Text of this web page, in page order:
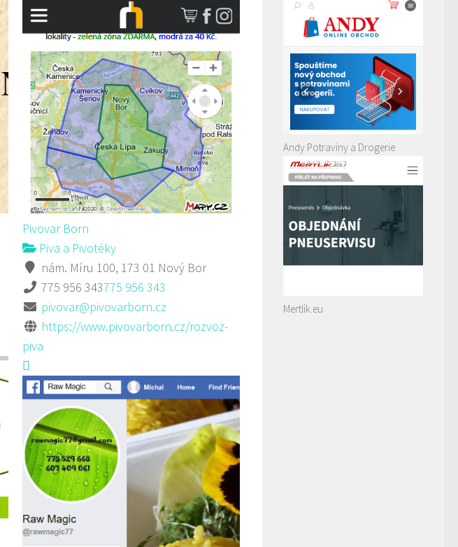
Pivovar Born
Piva a Pivotéky
nám. Míru 100, 173 01 Nový Bor
775 956 343775 956 343
pivovar@pivovarborn.cz
https://www.pivovarborn.cz/rozvoz-
piva
Andy Potraviny a Drogerie
Mertlík.eu